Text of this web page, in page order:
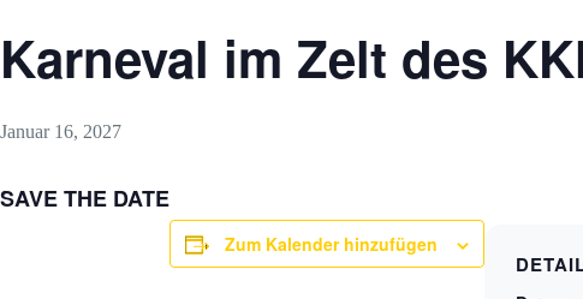
Karneval im Zelt des
Januar 16, 2027
SAVE THE DATE
Zum Kalender hinzufügen